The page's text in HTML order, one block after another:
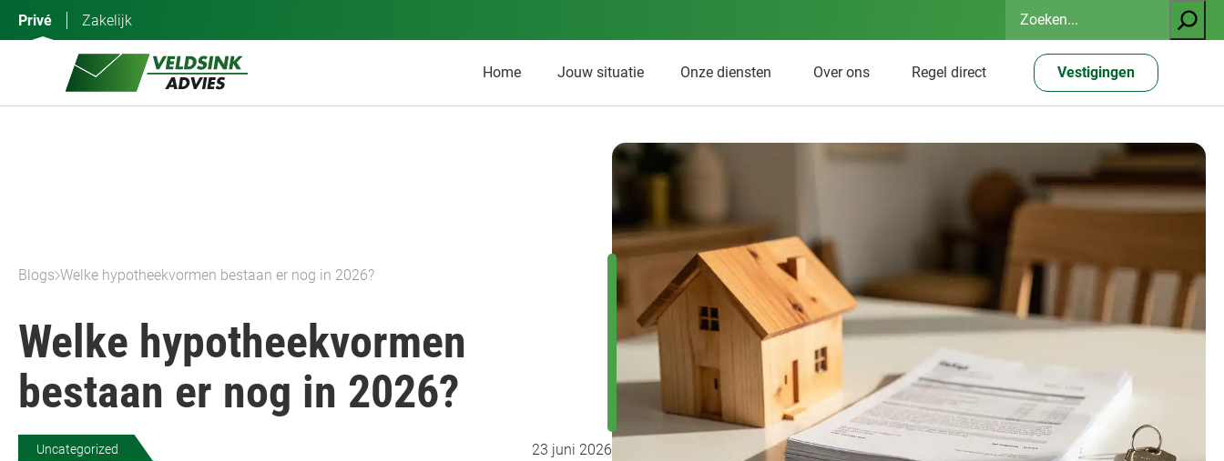
Privé Zakelijk
Zoeken
Home Jouw situatie Onze diensten Over ons Regel direct Vestigingen
Blogs Welke hypotheekvormen bestaan er nog in 2026?
Welke hypotheekvormen
bestaan er nog in 2026?
Uncategorized 23 juni 2026